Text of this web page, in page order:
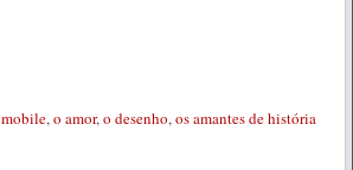
mobile,o amor,o desenho,os amantes de história